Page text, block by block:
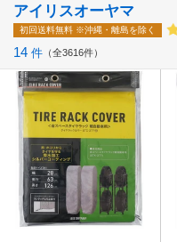
アイリスオーヤマ
初回送料無料 ※沖縄・離島を除く
14 件 全3616件